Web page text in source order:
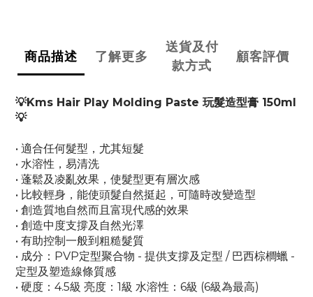
商品描述 了解更多
送貨及付
款方式
顧客評價
💡Kms Hair Play Molding Paste 玩髮造型膏 150ml
💡
• 適合任何髮型，尤其短髮
• 水溶性，易清洗
• 蓬鬆及凌亂效果，使髮型更有層次感
• 比較輕身，能使頭髮自然挺起，可隨時改變造型
• 創造質地自然而且富現代感的效果
• 創造中度支撐及自然光澤
• 有助控制一般到粗糙髮質
• 成分：PVP定型聚合物 - 提供支撐及定型 / 巴西棕櫚蠟 -
定型及塑造線條質感
• 硬度：4.5級 亮度：1級 水溶性：6級 (6級為最高)